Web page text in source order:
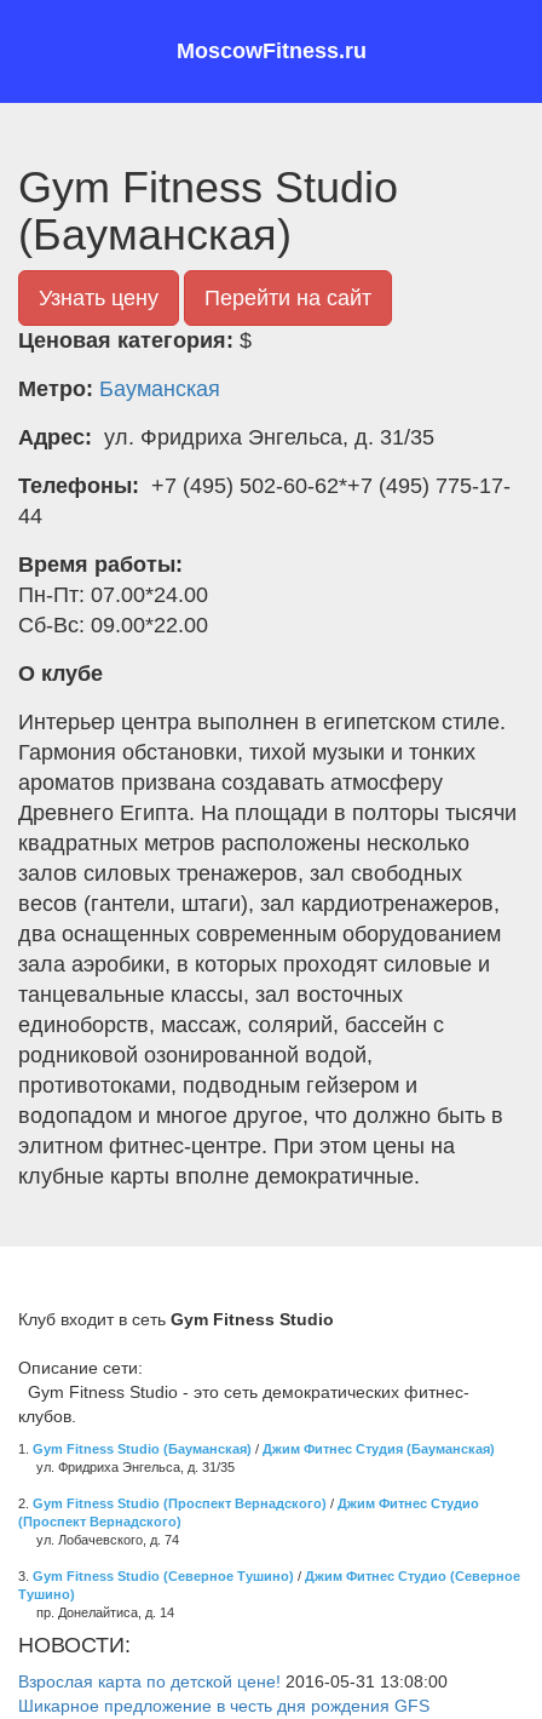
MoscowFitness.ru
Gym Fitness Studio
(Бауманская)
Узнать цену
Перейти на сайт
Ценовая категория: $
Метро: Бауманская
Адрес: ул. Фридриха Энгельса, д. 31/35
Телефоны: +7 (495) 502-60-62*+7 (495) 775-17-
44
Время работы:
Пн-Пт: 07.00*24.00
Сб-Вс: 09.00*22.00
О клубе
Интерьер центра выполнен в египетском стиле.
Гармония обстановки, тихой музыки и тонких
ароматов призвана создавать атмосферу
Древнего Египта. На площади в полторы тысячи
квадратных метров расположены несколько
залов силовых тренажеров, зал свободных
весов (гантели, штаги), зал кардиотренажеров,
два оснащенных современным оборудованием
зала аэробики, в которых проходят силовые и
танцевальные классы, зал восточных
единоборств, массаж, солярий, бассейн с
родниковой озонированной водой,
противотоками, подводным гейзером и
водопадом и многое другое, что должно быть в
элитном фитнес-центре. При этом цены на
клубные карты вполне демократичные.
Клуб входит в сеть Gym Fitness Studio
Описание сети:
Gym Fitness Studio - это сеть демократических фитнес-
клубов.
1. Gym Fitness Studio (Бауманская) / Джим Фитнес Студия (Бауманская)
ул. Фридриха Энгельса, д. 31/35
2. Gym Fitness Studio (Проспект Вернадского) / Джим Фитнес Студио
(Проспект Вернадского)
ул. Лобачевского, д. 74
3. Gym Fitness Studio (Северное Тушино) / Джим Фитнес Студио (Северное
Тушино)
пр. Донелайтиса, д. 14
НОВОСТИ:
Взрослая карта по детской цене! 2016-05-31 13:08:00
Шикарное предложение в честь дня рождения GFS